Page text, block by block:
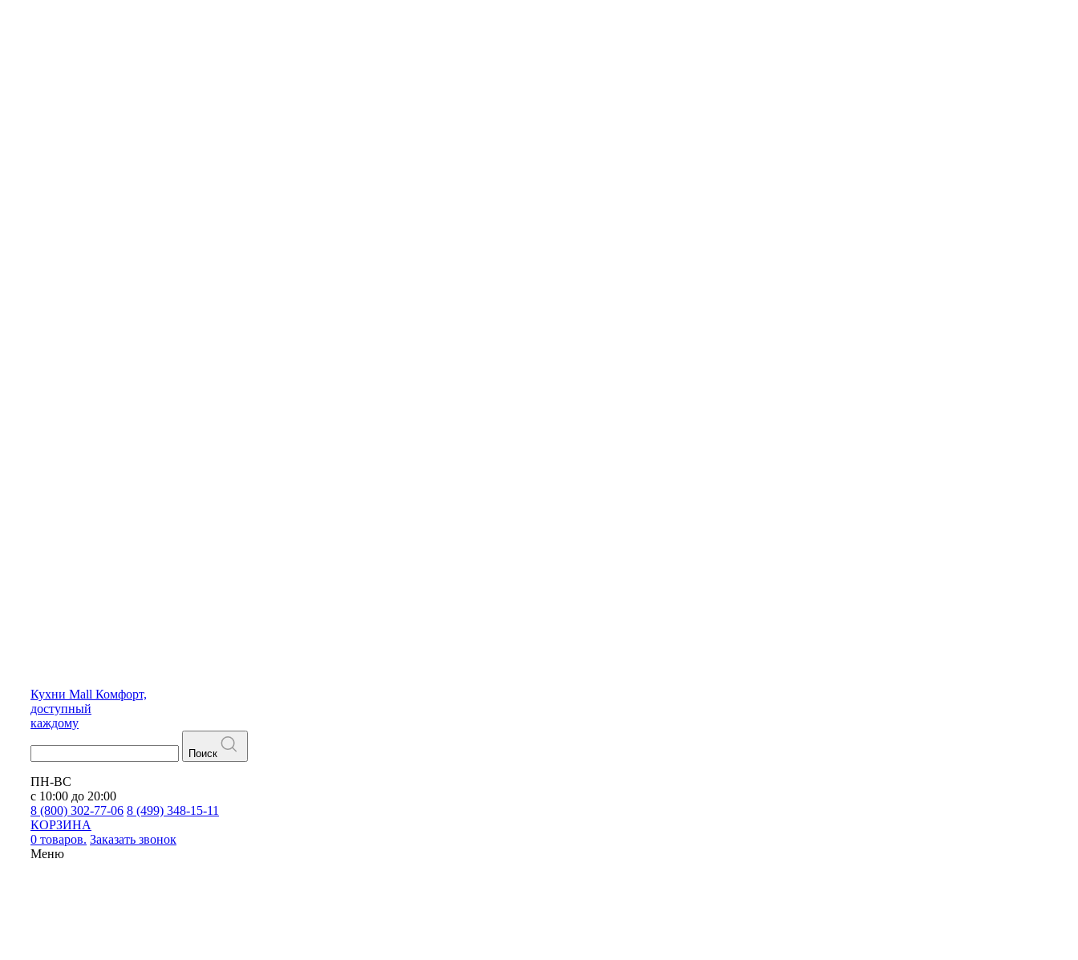
Кухни Mall Комфорт,
доступный
каждому
Поиск
ПН-ВС
с 10:00 до 20:00
8 (800) 302-77-06 8 (499) 348-15-11
КОРЗИНА
0 товаров. Заказать звонок
Меню